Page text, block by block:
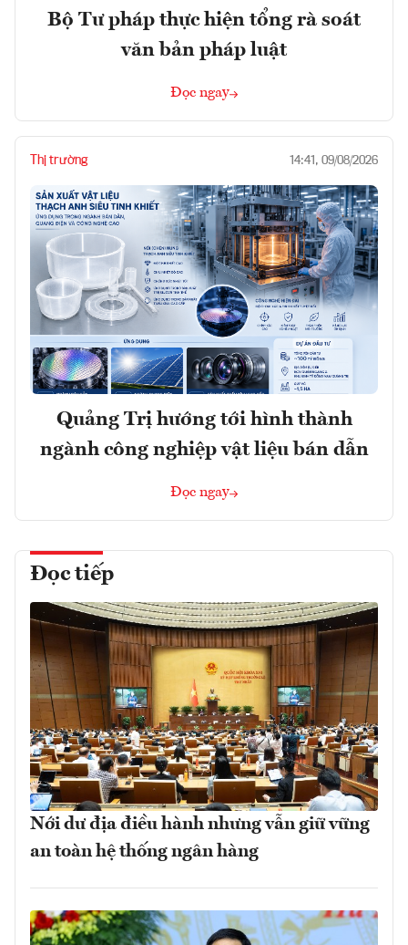
Bộ Tư pháp thực hiện tổng rà soát
văn bản pháp luật
Đọc ngay
Thị trường 14:41, 09/08/2026
Quảng Trị hướng tới hình thành
ngành công nghiệp vật liệu bán dẫn
Đọc ngay
Đọc tiếp
Nới dư địa điều hành nhưng vẫn giữ vững
an toàn hệ thống ngân hàng